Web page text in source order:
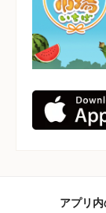
アプリ